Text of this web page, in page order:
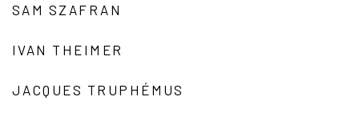
SAM SZAFRAN
IVAN THEIMER
JACQUES TRUPHÉMUS